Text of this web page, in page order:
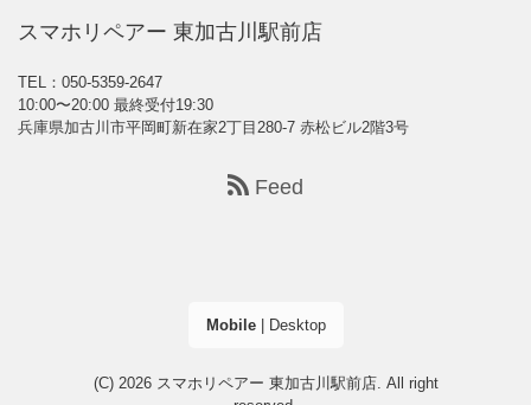
スマホリペアー 東加古川駅前店
TEL：050-5359-2647
10:00〜20:00 最終受付19:30
兵庫県加古川市平岡町新在家2丁目280-7 赤松ビル2階3号
Feed
Mobile| Desktop
(C) 2026 スマホリペアー 東加古川駅前店. All right